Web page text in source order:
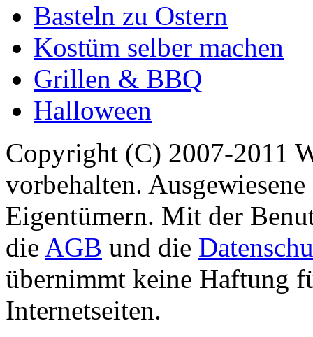
Basteln zu Ostern
Kostüm selber machen
Grillen & BBQ
Halloween
Copyright (C) 2007-2011
vorbehalten.
Eigentümern. Mit der
die AGB und die
übernimmt keine Haftung
Internetseiten.